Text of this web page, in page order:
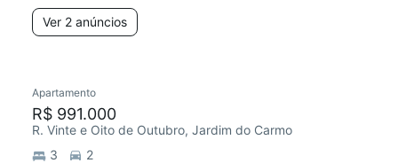
Ver 2 anúncios
Redecorar
Apartamento
R$ 991.000
R. Vinte e Oito de Outubro, Jardim do Carmo
3
2